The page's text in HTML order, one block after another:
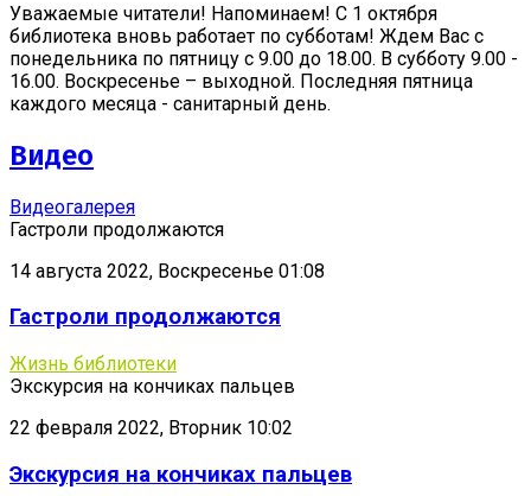
Уважаемые читатели! Напоминаем! С 1 октября
библиотека вновь работает по субботам! Ждем Вас с
понедельника по пятницу с 9.00 до 18.00. В субботу 9.00 -
16.00. Воскресенье – выходной. Последняя пятница
каждого месяца - санитарный день.
Видео
Видеогалерея
Гастроли продолжаются
14 августа 2022, Воскресенье 01:08
Гастроли продолжаются
Жизнь библиотеки
Экскурсия на кончиках пальцев
22 февраля 2022, Вторник 10:02
Экскурсия на кончиках пальцев